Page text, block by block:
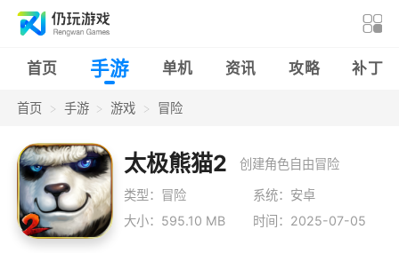
首页 手游 单机 资讯 攻略 补丁
首页 手游 游戏 冒险
太极熊猫2 创建角色自由冒险
类型：冒险
系统：安卓
大小：595.10 MB
时间：2025-07-05